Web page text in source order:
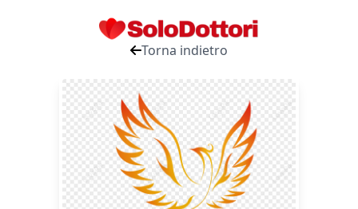
Torna indietro